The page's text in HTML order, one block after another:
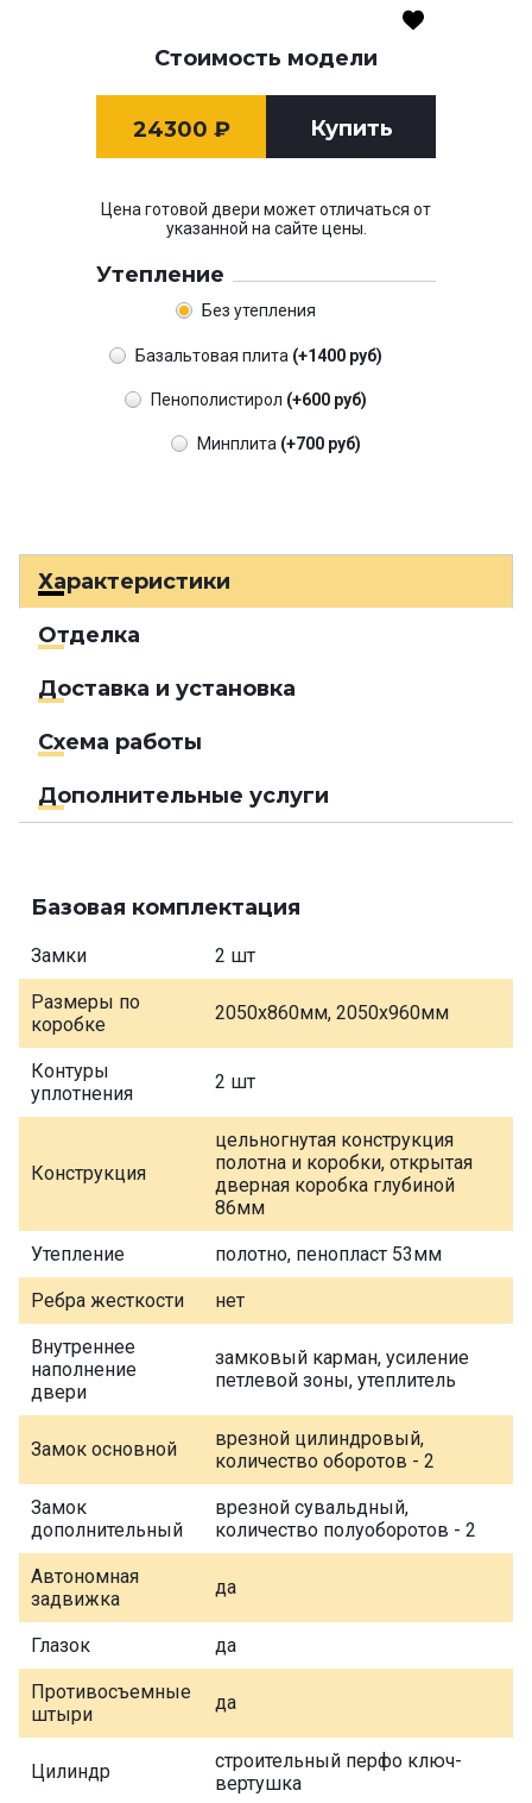
Стоимость модели
24300 ₽ Купить
Цена готовой двери может отличаться от
указанной на сайте цены.
Утепление
Без утепления
Базальтовая плита (+1400 руб)
Пенополистирол (+600 руб)
Минплита (+700 руб)
Характеристики
Отделка
Доставка и установка
Схема работы
Дополнительные услуги
Базовая комплектация
Замки 2 шт
Размеры по
коробке
2050х860мм, 2050х960мм
Контуры
уплотнения
2 шт
Конструкция
цельногнутая конструкция
полотна и коробки, открытая
дверная коробка глубиной
86мм
Утепление полотно, пенопласт 53мм
Ребра жесткости нет
Внутреннее
наполнение
двери
замковый карман, усиление
петлевой зоны, утеплитель
Замок основной
врезной цилиндровый,
количество оборотов - 2
Замок
дополнительный
врезной сувальдный,
количество полуоборотов - 2
Автономная
задвижка
да
Глазок да
Противосъемные
штыри
да
Цилиндр
строительный перфо ключ-
вертушка